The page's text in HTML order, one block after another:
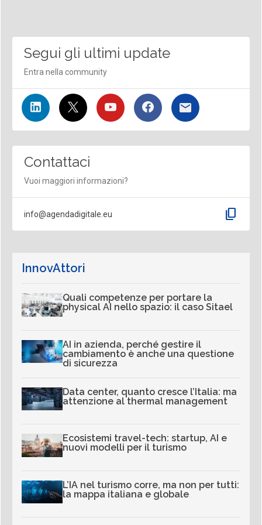
Segui gli ultimi update
Entra nella community
Contattaci
Vuoi maggiori informazioni?
info@agendadigitale.eu content_copy
InnovAttori
Quali competenze per portare la
physical AI nello spazio: il caso Sitael
AI in azienda, perché gestire il
cambiamento è anche una questione
di sicurezza
Data center, quanto cresce l’Italia: ma
attenzione al thermal management
Ecosistemi travel-tech: startup, AI e
nuovi modelli per il turismo
L’IA nel turismo corre, ma non per tutti:
la mappa italiana e globale